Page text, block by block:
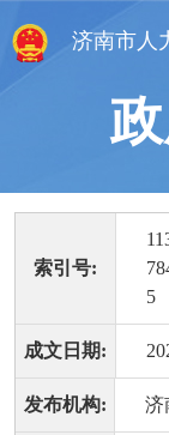
济南市人
索引号:
5
成文日期:
发布机构: 济